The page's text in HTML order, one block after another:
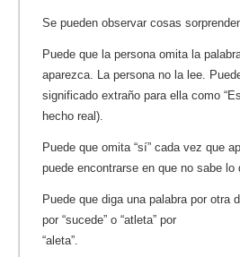
Se pueden observar cosas
Puede que la persona omita la
aparezca. La persona no la lee.
significado extraño para ella como
hecho real).
Puede que omita “sí” cada vez que
puede encontrarse en que no sabe lo
Puede que diga una palabra por otra
por “sucede” o “atleta” por
“aleta”.